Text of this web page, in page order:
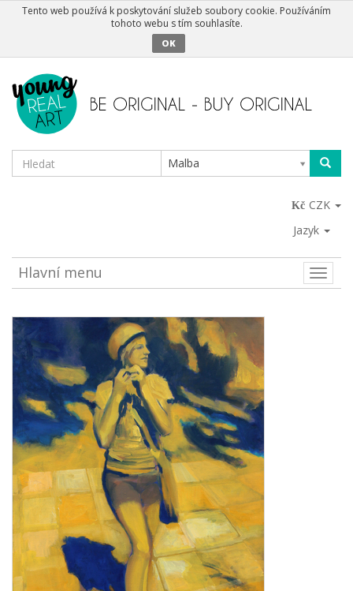
Tento web používá k poskytování služeb soubory cookie. Používáním
tohoto webu s tím souhlasíte.
OK
Malba
CZK
Jazyk
Toggle
Hlavní menu